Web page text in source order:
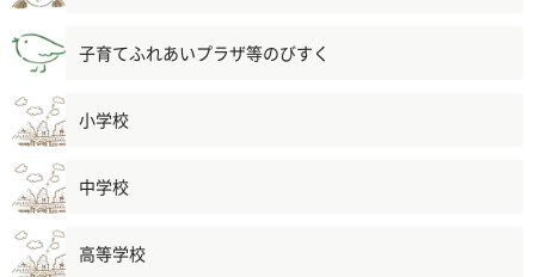
子育てふれあいプラザ等のびすく
小学校
中学校
高等学校